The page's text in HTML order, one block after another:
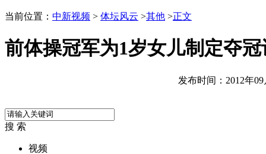
当前位置： 中新视频 > 体坛风云 >其他 >正文
前体操冠军为1岁女儿制定夺
发布时间：2012年09
搜 索
视频